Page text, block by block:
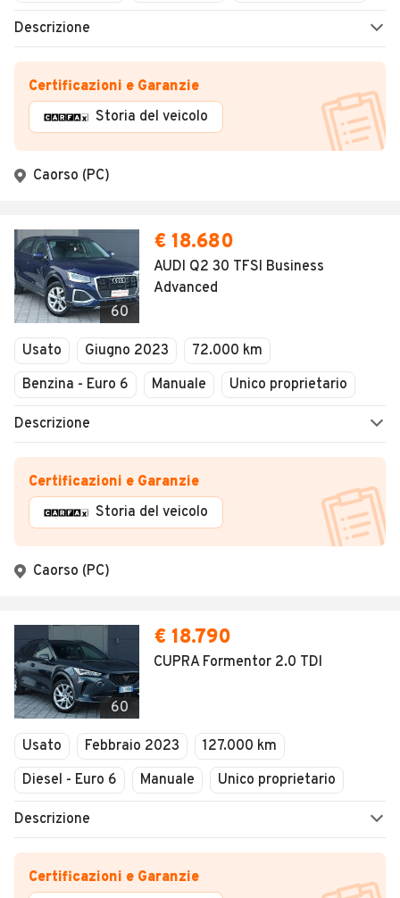
Descrizione
Certificazioni e Garanzie
Storia del veicolo
Caorso (PC)
60
€ 18.680
AUDI Q2 30 TFSI Business
Advanced
Usato Giugno 2023
72.000 km
Benzina - Euro 6
Manuale Unico proprietario
Descrizione
Certificazioni e Garanzie
Storia del veicolo
Caorso (PC)
60
€ 18.790
CUPRA Formentor 2.0 TDI
Usato Febbraio 2023
127.000 km
Diesel - Euro 6
Manuale Unico proprietario
Descrizione
Certificazioni e Garanzie